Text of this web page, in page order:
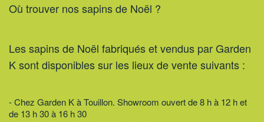
Où trouver nos sapins de Noël ?
Les sapins de Noël fabriqués et vendus par Garden
K sont disponibles sur les lieux de vente suivants :
- Chez Garden K à Touillon. Showroom ouvert de 8 h à 12 h et
de 13 h 30 à 16 h 30